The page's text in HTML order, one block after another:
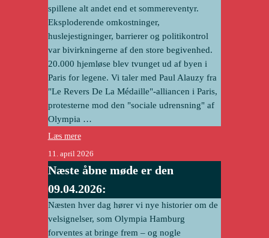
spillene alt andet end et sommereventyr.
Eksploderende omkostninger,
huslejestigninger, barrierer og politikontrol
var bivirkningerne af den store begivenhed.
20.000 hjemløse blev tvunget ud af byen i
Paris for legene. Vi taler med Paul Alauzy fra
"Le Revers De La Médaille"-alliancen i Paris,
protesterne mod den "sociale udrensning" af
Olympia …
Læs mere
11. april 2026
Næste åbne møde er den
09.04.2026:
Næsten hver dag hører vi nye historier om de
velsignelser, som Olympia Hamburg
forventes at bringe frem – og nogle